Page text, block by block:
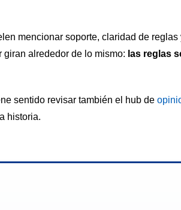
mencionar soporte, claridad de
alrededor de lo mismo: las reglas
sentido revisar también el hub de
historia.